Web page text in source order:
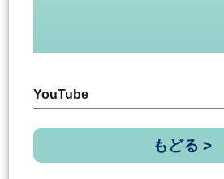
YouTube
もどる >